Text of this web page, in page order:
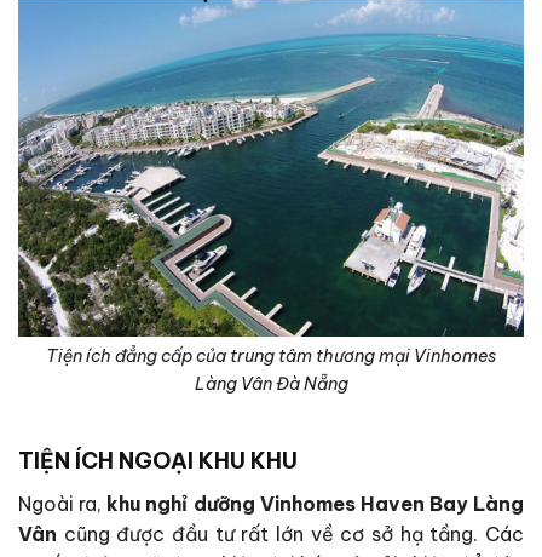
Tiện ích đẳng cấp của trung tâm thương mại Vinhomes
Làng Vân Đà Nẵng
TIỆN ÍCH NGOẠI KHU KHU
Ngoài ra, khu nghỉ dưỡng Vinhomes Haven Bay Làng
Vân cũng được đầu tư rất lớn về cơ sở hạ tầng. Các